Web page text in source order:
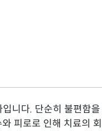
니다. 단순히 불편함을
피로로 인해 치료의 회